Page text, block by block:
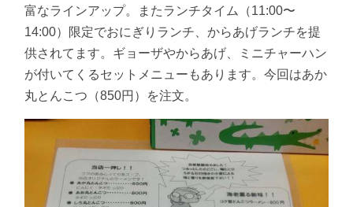
富なラインアップ。またランチタイム（11:00〜
14:00）限定でおにぎりランチ、からあげランチを提
供されてます。ギョーザやからあげ、ミニチャーハン
が付いてくるセットメニューもあります。今回はあか
丸とんこつ（850円）を注文。